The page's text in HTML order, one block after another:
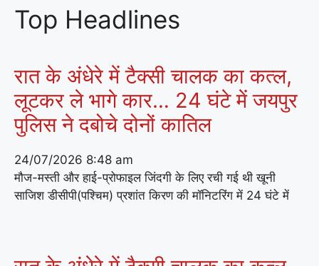
Top Headlines
रात के अंधेरे में टैक्सी चालक का कत्ल,
लूटकर ले भागे कार… 24 घंटे में जयपुर
पुलिस ने दबोचे दोनों कातिल
24/07/2026 8:48 am
मौज-मस्ती और हाई-प्रोफाइल जिंदगी के लिए रची गई थी खूनी
साजिश डीसीपी(पश्चिम) प्रशांत किरण की मॉनिटरिंग में 24 घंटे में